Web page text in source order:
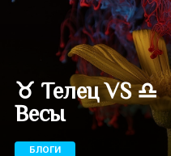
♉ Телец VS ♎
Весы
БЛОГИ